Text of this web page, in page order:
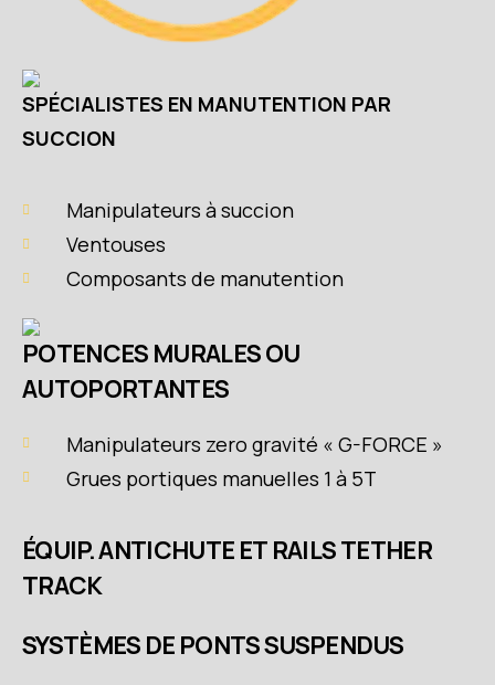
SPÉCIALISTES EN MANUTENTION PAR
SUCCION
Manipulateurs à succion
Ventouses
Composants de manutention
POTENCES MURALES OU
AUTOPORTANTES
Manipulateurs zero gravité « G-FORCE »
Grues portiques manuelles 1 à 5T
ÉQUIP. ANTICHUTE ET RAILS TETHER
TRACK
SYSTÈMES DE PONTS SUSPENDUS